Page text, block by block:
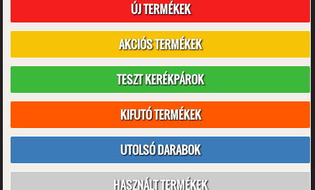
ÚJ TERMÉKEK
AKCIÓS TERMÉKEK
TESZT KERÉKPÁROK
KIFUTÓ TERMÉKEK
UTOLSÓ DARABOK
HASZNÁLT TERMÉKEK